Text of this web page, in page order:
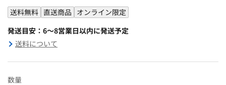
送料無料 直送商品 オンライン限定
発送目安：6～8営業日以内に発送予定
送料について
数量